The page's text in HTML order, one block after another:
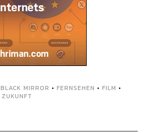
BLACK MIRROR • FERNSEHEN • FILM •
ZUKUNFT